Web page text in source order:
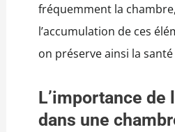
fréquemment la
l’accumulation de ces
on préserve ainsi la
L’importance de
dans une